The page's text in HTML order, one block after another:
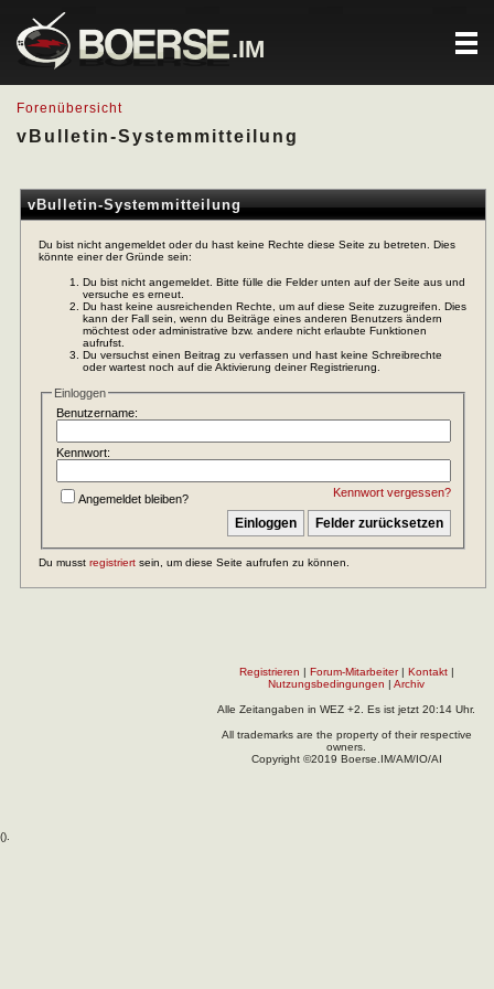
.IM
Forenübersicht
vBulletin-Systemmitteilung
vBulletin-Systemmitteilung
Du bist nicht angemeldet oder du hast keine Rechte diese Seite zu betreten. Dies
könnte einer der Gründe sein:
Du bist nicht angemeldet. Bitte fülle die Felder unten auf der Seite aus und
versuche es erneut.
Du hast keine ausreichenden Rechte, um auf diese Seite zuzugreifen. Dies
kann der Fall sein, wenn du Beiträge eines anderen Benutzers ändern
möchtest oder administrative bzw. andere nicht erlaubte Funktionen
aufrufst.
Du versuchst einen Beitrag zu verfassen und hast keine Schreibrechte
oder wartest noch auf die Aktivierung deiner Registrierung.
Einloggen
Benutzername:
Kennwort:
Kennwort vergessen?
Angemeldet bleiben?
Du musst registriert sein, um diese Seite aufrufen zu können.
Registrieren | Forum-Mitarbeiter| Kontakt|
Nutzungsbedingungen | Archiv
Alle Zeitangaben in WEZ +2. Es ist jetzt 20:14 Uhr.
All trademarks are the property of their respective
owners.
Copyright ©2019 Boerse.IM/AM/IO/AI
().